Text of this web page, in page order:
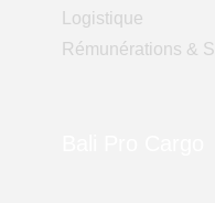
Logistique
Rémunérations &